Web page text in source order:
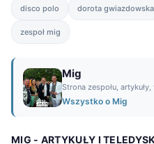
disco polo dorota gwiazdowska
zespoł mig
Mig
Strona zespołu,
Wszystko o Mig
MIG - ARTYKUŁY I